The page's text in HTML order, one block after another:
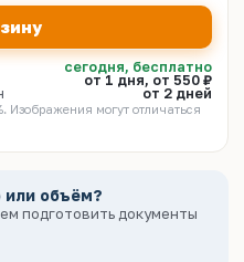
сегодня, бесплатно
от 1 дня, от 550 ₽
от 2 дней
Изображения могут отличаться
или объём?
подготовить документы